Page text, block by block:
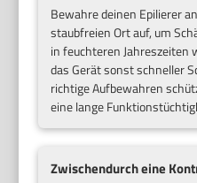
Bewahre deinen Epilierer
staubfreien Ort auf, um
in feuchteren Jahreszeiten
das Gerät sonst schneller
richtige Aufbewahren
eine lange
Zwischendurch eine